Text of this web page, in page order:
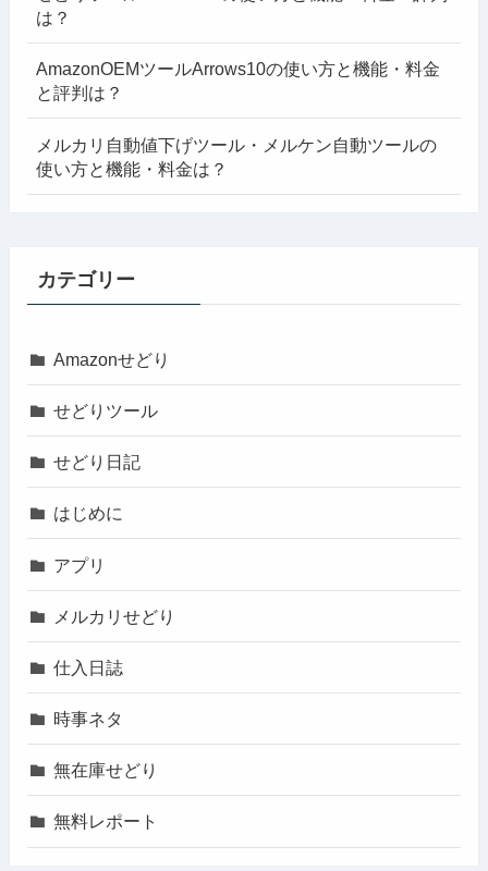
は？
AmazonOEMツールArrows10の使い方と機能・料金
と評判は？
メルカリ自動値下げツール・メルケン自動ツールの
使い方と機能・料金は？
カテゴリー
Amazonせどり
せどりツール
せどり日記
はじめに
アプリ
メルカリせどり
仕入日誌
時事ネタ
無在庫せどり
無料レポート